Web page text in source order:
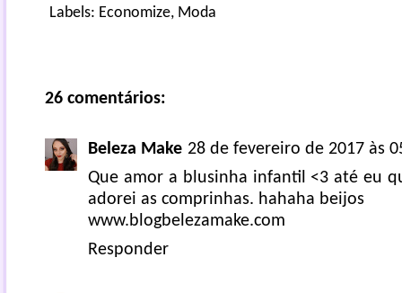
Labels: Economize, Moda
26 comentários:
Beleza Make 28 de fevereiro de 2017 às
Que amor a blusinha infantil <3 até eu
adorei as comprinhas. hahaha beijos
www.blogbelezamake.com
Responder